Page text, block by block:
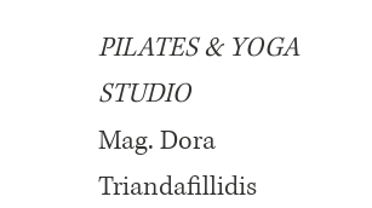
PILATES & YOGA
STUDIO
Mag. Dora
Triandafillidis